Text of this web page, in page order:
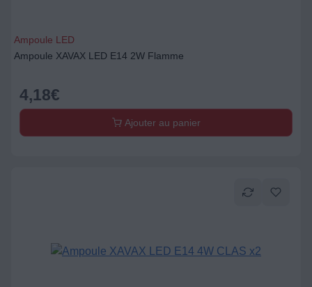
Ampoule LED
Ampoule XAVAX LED E14 2W Flamme
4,18€
Ajouter au panier